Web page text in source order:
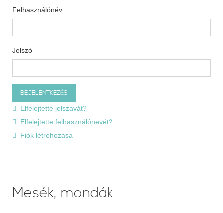
Felhasználónév
Jelszó
Elfelejtette jelszavát?
Elfelejtette felhasználónevét?
Fiók létrehozása
Mesék, mondák